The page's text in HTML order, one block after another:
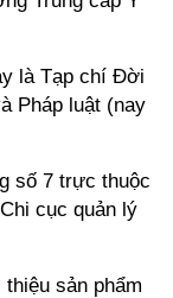
là Tạp chí Đời
Pháp luật (nay
số 7 trực thuộc
cục quản lý
sản phẩm